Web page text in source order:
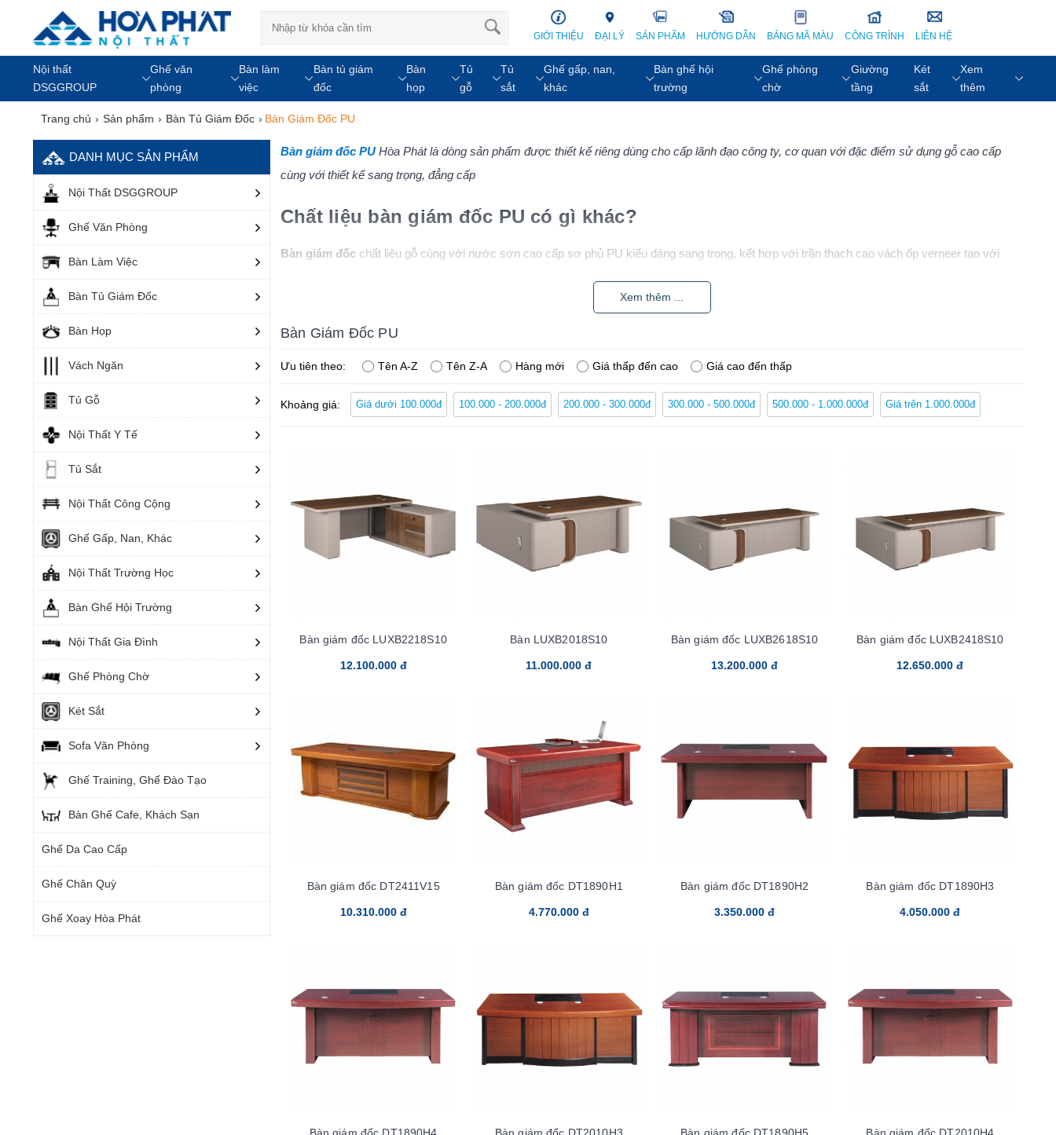
GIỚI THIỆU ĐẠI LÝ SẢN PHẨM HƯỚNG DẪN BẢNG MÃ MÀU CÔNG TRÌNH LIÊN HỆ
Nội thất
DSGGROUP
Ghế văn
phòng
Bàn làm
việc
Bàn tủ giám
đốc
Bàn
họp
Tủ
gỗ
Tủ
sắt
Ghế gấp, nan,
khác
Bàn ghế hội
trường
Ghế phòng
chờ
Giường
tầng
Két
sắt
Xem
thêm
Trang chủ › Sản phẩm › Bàn Tủ Giám Đốc › Bàn Giám Đốc PU
DANH MỤC SẢN PHẨM
Nội Thất DSGGROUP
Ghế Văn Phòng
Bàn Làm Việc
Bàn Tủ Giám Đốc
Bàn Họp
Vách Ngăn
Tủ Gỗ
Nội Thất Y Tế
Tủ Sắt
Nội Thất Công Cộng
Ghế Gấp, Nan, Khác
Nội Thất Trường Học
Bàn Ghế Hội Trường
Nội Thất Gia Đình
Ghế Phòng Chờ
Két Sắt
Sofa Văn Phòng
Ghế Training, Ghế Đào Tạo
Bàn Ghế Cafe, Khách Sạn
Ghế Da Cao Cấp
Ghế Chân Quỳ
Ghế Xoay Hòa Phát
Bàn giám đốc PU Hòa Phát là dòng sản phẩm được thiết kế riêng dùng cho cấp lãnh đạo công ty, cơ quan với đặc điểm sử dụng gỗ cao cấp
cùng với thiết kế sang trọng, đẳng cấp
Chất liệu bàn giám đốc PU có gì khác?
Bàn giám đốc chất liệu gỗ cùng với nước sơn cao cấp sơ phủ PU kiểu dáng sang trọng, kết hợp với trần thạch cao vách ốp verneer tạo với
Bàn giám đốc Hòa Phát sơn PU sang trọng, lịch sự mang đến không gian tinh tế cho văn phòng lãnh đạo. Nước sơn PU được sử dụng tạo nên
Nên mua bàn giám đốc PU ở đâu?
Khi đến với chúng tôi bạn còn có cơ hội trải nghiệm những ưu đãi hấp dẫn chưa từng có, khách hàng sẽ không cần phải lo lắng về giá cả và chất
lượng. Đặc biệt, chính sách giao hàng đổi trả tận tay, cực nhanh chóng.
Xem thêm ...
Bàn Giám Đốc PU
Ưu tiên theo: Tên A-Z Tên Z-A Hàng mới Giá thấp đến cao Giá cao đến thấp
Khoảng giá: Giá dưới 100.000đ 100.000 - 200.000đ 200.000 - 300.000đ 300.000 - 500.000đ 500.000 - 1.000.000đ Giá trên 1.000.000đ
Bàn giám đốc LUXB2218S10
12.100.000 đ
Bàn LUXB2018S10
11.000.000 đ
Bàn giám đốc LUXB2618S10
13.200.000 đ
Bàn giám đốc LUXB2418S10
12.650.000 đ
Bàn giám đốc DT2411V15
10.310.000 đ
Bàn giám đốc DT1890H1
4.770.000 đ
Bàn giám đốc DT1890H2
3.350.000 đ
Bàn giám đốc DT1890H3
4.050.000 đ